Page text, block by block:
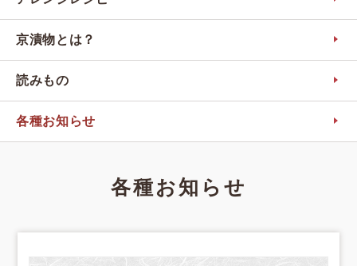
京漬物とは？
読みもの
各種お知らせ
各種お知らせ